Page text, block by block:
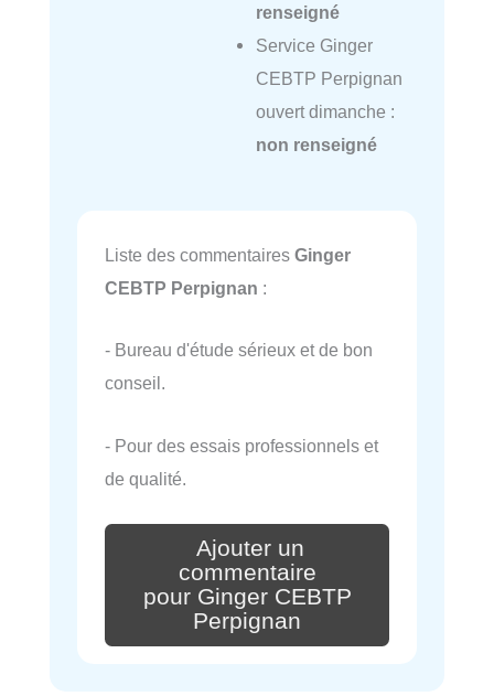
renseigné
Service Ginger
CEBTP Perpignan
ouvert dimanche :
non renseigné
Liste des commentaires Ginger
CEBTP Perpignan :
- Bureau d'étude sérieux et de bon
conseil.
- Pour des essais professionnels et
de qualité.
Ajouter un
commentaire
pour Ginger CEBTP
Perpignan